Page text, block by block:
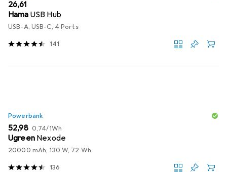
EUR
26,61
Hama USB Hub
USB-A, USB-C, 4 Ports
141
Powerbank
EUR
52,98 EUR
0,74/1Wh
Ugreen Nexode
20000 mAh, 130 W, 72 Wh
136